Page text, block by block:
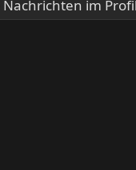
Nachrichten im